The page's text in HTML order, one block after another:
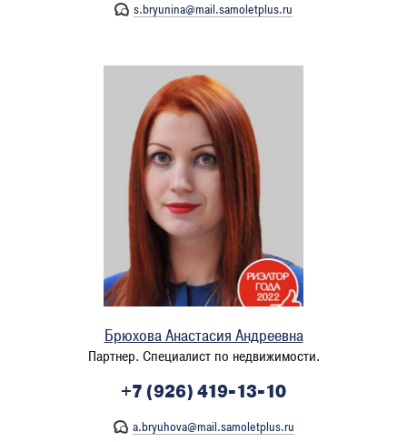
s.bryunina@mail.samoletplus.ru
Брюхова Анастасия Андреевна
Партнер. Специалист по недвижимости.
+7 (926) 419-13-10
a.bryuhova@mail.samoletplus.ru